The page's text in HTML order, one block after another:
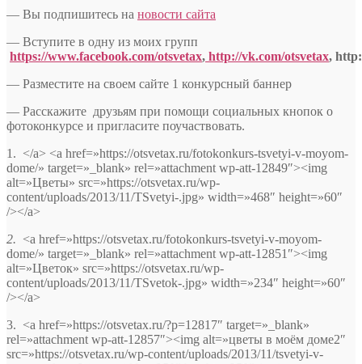
— Вы подпишитесь на новости сайта
— Вступите в одну из моих групп
https://www.facebook.com/otsvetax, http://vk.com/otsvetax,
— Разместите на своем сайте 1 конкурсный баннер
— Расскажите друзьям при помощи социальных кнопок о
фотоконкурсе и пригласите поучаствовать.
1. </a> <a href=»https://otsvetax.ru/fotokonkurs-tsvetyi-v-moyom-
dome/» target=»_blank» rel=»attachment wp-att-12849″><img
alt=»Цветы» src=»https://otsvetax.ru/wp-
content/uploads/2013/11/TSvetyi-.jpg» width=»468″ height=»60″
/></a>
2. <a href=»https://otsvetax.ru/fotokonkurs-tsvetyi-v-moyom-
dome/» target=»_blank» rel=»attachment wp-att-12851″><img
alt=»Цветок» src=»https://otsvetax.ru/wp-
content/uploads/2013/11/TSvetok-.jpg» width=»234″ height=»60″
/></a>
3. <a href=»https://otsvetax.ru/?p=12817″ target=»_blank»
rel=»attachment wp-att-12857″><img alt=»цветы в моём доме2″
src=»https://otsvetax.ru/wp-content/uploads/2013/11/tsvetyi-v-